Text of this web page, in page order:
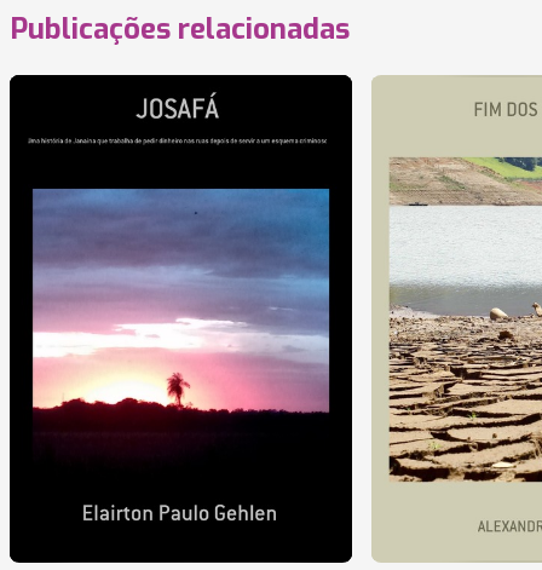
Publicações relacionadas